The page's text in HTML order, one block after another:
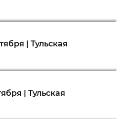
| Тульская
| Тульская